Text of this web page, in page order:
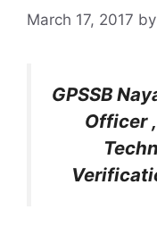
March 17, 2017 by
GPSSB
Officer